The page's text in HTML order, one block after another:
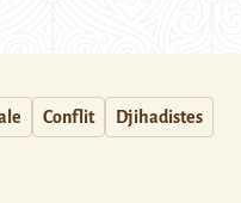
Conflit Djihadistes